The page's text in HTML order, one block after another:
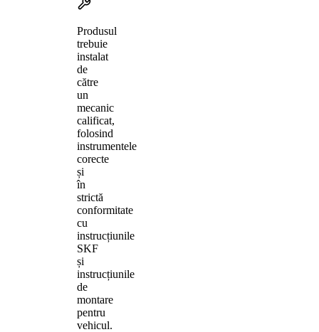
Produsul
trebuie
instalat
de
către
un
mecanic
calificat,
folosind
instrumentele
corecte
și
în
strictă
conformitate
cu
instrucțiunile
SKF
și
instrucțiunile
de
montare
pentru
vehicul.